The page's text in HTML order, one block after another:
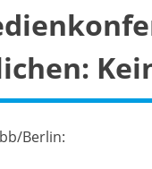
Berlin: